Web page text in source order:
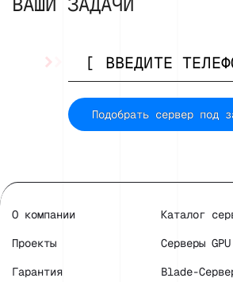
Подобрать сервер под
О компании
Проекты
Гарантия
Каталог
Серверы GPU
Blade-